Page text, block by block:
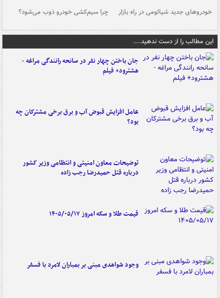
خودروهای جدید شیائومی در راه بازار چرا سیم‌کشی خودرو ذوب می‌شود؟
این مطالب را از دست ندهید....
جان باختن چهار نفر در سانحه رانندگی مراغه -
هشترود+ فیلم
عامل افزایش قبوض آب و برق برخی مشترکان چه
بود؟
توضیحات معاون امنیتی و انتظامی وزیر کشور
درباره قتل حمیدرضا رجب زاده
قیمت طلا و سکه امروز ۱۴۰۵/۰۵/۱۷
وجود شواهدی مبنی بر بمباران لامرد با فسفر